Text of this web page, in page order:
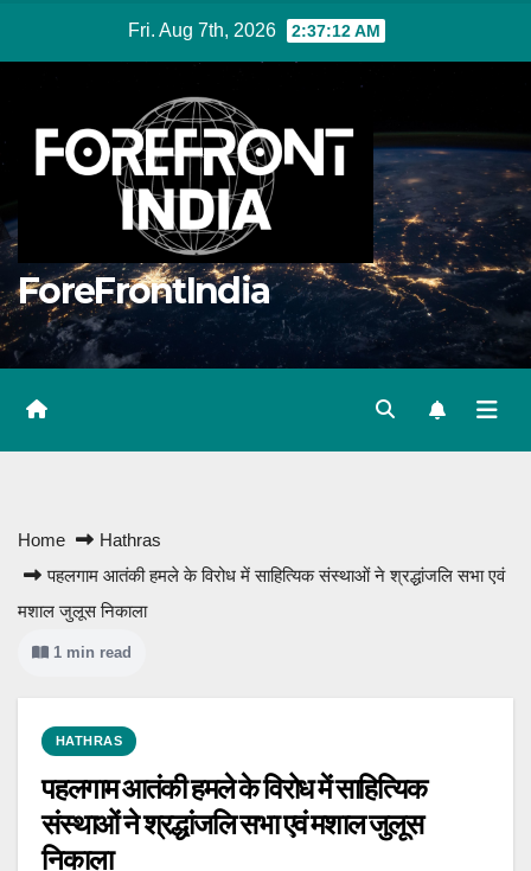
Fri. Aug 7th, 2026 2:37:13 AM
ForeFrontIndia
Home
Hathras
पहलगाम आतंकी हमले के विरोध में साहित्यिक संस्थाओं ने श्रद्धांजलि सभा एवं
मशाल जुलूस निकाला
1 min read
HATHRAS
पहलगाम आतंकी हमले के विरोध में साहित्यिक
संस्थाओं ने श्रद्धांजलि सभा एवं मशाल जुलूस
निकाला